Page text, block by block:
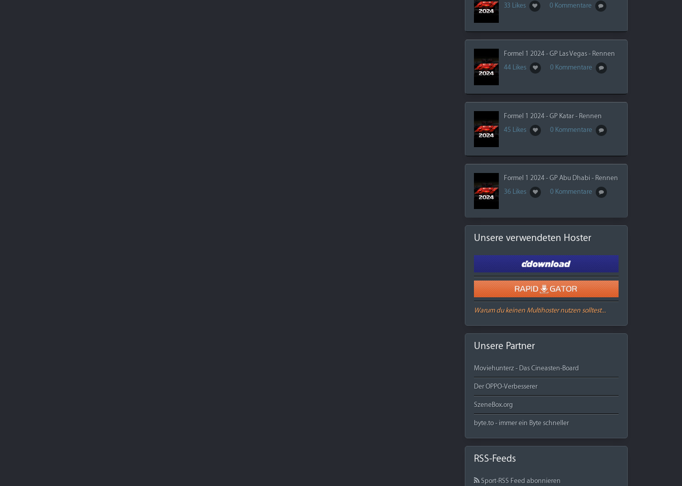
33 Likes
0 Kommentare
Formel 1 2024 - GP Las Vegas - Rennen
44 Likes
0 Kommentare
Formel 1 2024 - GP Katar - Rennen
45 Likes
0 Kommentare
Formel 1 2024 - GP Abu Dhabi - Rennen
36 Likes
0 Kommentare
Unsere verwendeten Hoster
Warum du keinen Multihoster nutzen solltest...
Unsere Partner
Moviehunterz - Das Cineasten-Board
Der OPPO-Verbesserer
SzeneBox.org
byte.to - immer ein Byte schneller
RSS-Feeds
Sport-RSS Feed abonnieren